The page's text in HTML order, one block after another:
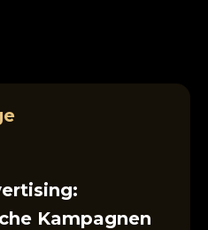
Kampagnen